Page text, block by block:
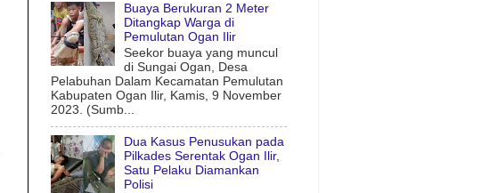
Buaya Berukuran 2 Meter
Ditangkap Warga di
Pemulutan Ogan Ilir
Seekor buaya yang muncul
di Sungai Ogan, Desa
Pelabuhan Dalam Kecamatan Pemulutan
Kabupaten Ogan Ilir, Kamis, 9 November
2023. (Sumb...
Dua Kasus Penusukan pada
Pilkades Serentak Ogan Ilir,
Satu Pelaku Diamankan
Polisi